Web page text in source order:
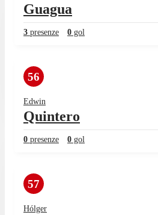
Guagua
3 presenze 0 gol
56
Edwin
Quintero
0 presenze 0 gol
57
Hólger